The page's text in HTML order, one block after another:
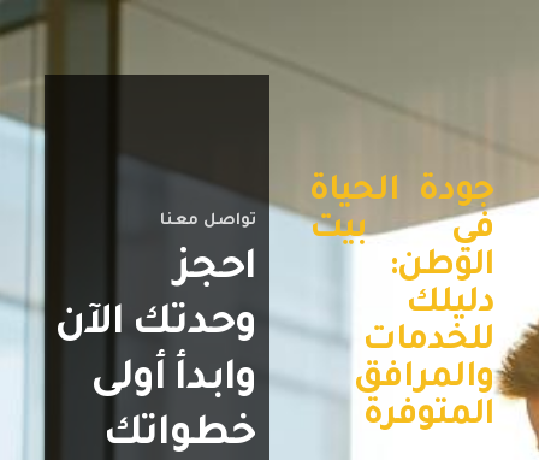
جودة الحياة
في بيت
الوطن:
دليلك
للخدمات
والمرافق
المتوفرة
تواصل معنا
احجز
وحدتك الآن
وابدأ أولى
خطواتك